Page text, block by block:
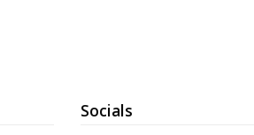
Socials